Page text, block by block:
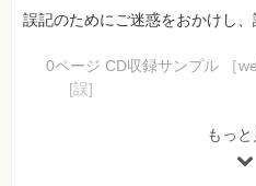
誤記のためにご迷惑をおかけし、
0ページ CD収録サンプル ［
[誤]
print
もっと